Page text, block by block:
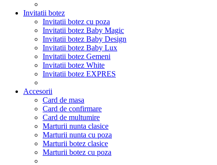
Invitatii botez
Invitatii botez cu poza
Invitatii botez Baby Magic
Invitatii botez Baby Design
Invitatii botez Baby Lux
Invitatii botez Gemeni
Invitatii botez White
Invitatii botez EXPRES
Accesorii
Card de masa
Card de confirmare
Card de multumire
Marturii nunta clasice
Marturii nunta cu poza
Marturii botez clasice
Marturii botez cu poza